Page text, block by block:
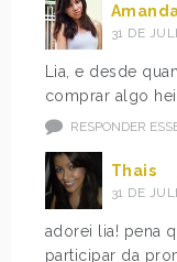
31 DE
Lia, e desde
comprar algo
RESPONDER
Thais
31 DE
adorei lia! pena
participar da